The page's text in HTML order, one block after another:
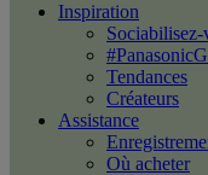
Inspiration
Tendances
Créateurs
Assistance
Où acheter